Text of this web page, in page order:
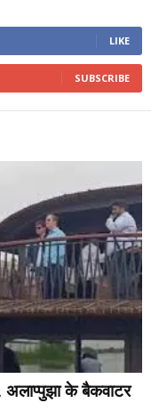
LIKE
SUBSCRIBE
के बैकवाटर